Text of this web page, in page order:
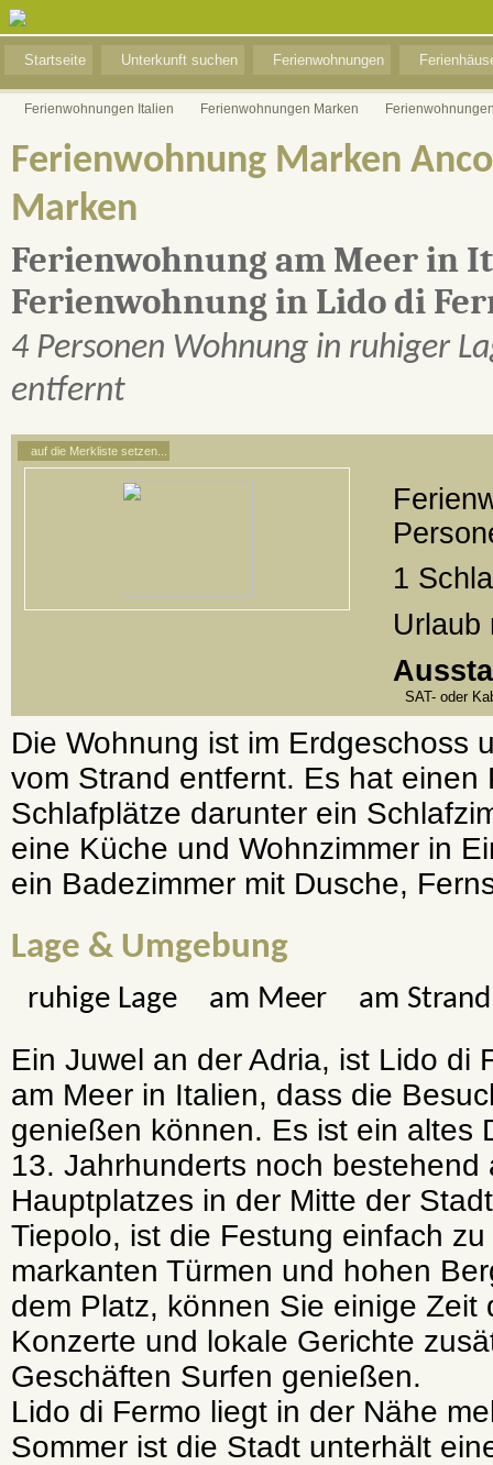
Startseite Unterkunft suchen Ferienwohnungen
Ferienwohnungen Italien Ferienwohnungen Marken
Ferienwohnung Marken
Marken
Ferienwohnung am Meer in
Ferienwohnung in Lido di
4 Personen Wohnung in ruhiger
entfernt
auf die Merkliste setzen...
1
Urlaub
SAT- oder
Die Wohnung ist im Erdgeschoss
vom Strand entfernt. Es hat einen
Schlafplätze darunter ein
eine Küche und Wohnzimmer in
ein Badezimmer mit Dusche,
Lage & Umgebung
ruhige Lage am Meer am Strand
Ein Juwel an der Adria, ist Lido di
am Meer in Italien, dass die
genießen können. Es ist ein altes
13. Jahrhunderts noch bestehend
Hauptplatzes in der Mitte der
Tiepolo, ist die Festung einfach
markanten Türmen und hohen
dem Platz, können Sie einige Zeit
Konzerte und lokale Gerichte
Geschäften Surfen genießen.
Lido di Fermo liegt in der Nähe
Sommer ist die Stadt unterhält